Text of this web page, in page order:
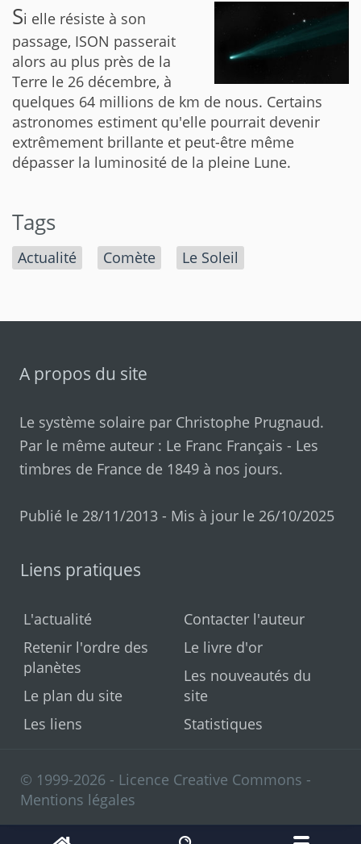
Si elle résiste à son
passage, ISON passerait
alors au plus près de la
Terre le 26 décembre, à
quelques 64 millions de km de nous. Certains
astronomes estiment qu'elle pourrait devenir
extrêmement brillante et peut-être même
dépasser la luminosité de la pleine Lune.
Tags
Actualité Comète Le Soleil
A propos du site
Le système solaire par Christophe Prugnaud.
Par le même auteur : Le Franc Français - Les
timbres de France de 1849 à nos jours.
Publié le 28/11/2013 - Mis à jour le 26/10/2025
Liens pratiques
L'actualité
Retenir l'ordre des
planètes
Le plan du site
Les liens
Contacter l'auteur
Le livre d'or
Les nouveautés du
site
Statistiques
© 1999-2026 - Licence Creative Commons -
Mentions légales